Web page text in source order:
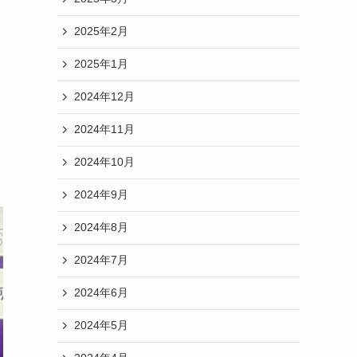
2025年2月
2025年1月
2024年12月
2024年11月
2024年10月
2024年9月
2024年8月
2024年7月
2024年6月
2024年5月